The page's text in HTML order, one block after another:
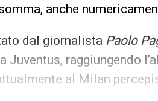
anche
dal giornalista Paolo
Juventus, raggiungendo
al Milan